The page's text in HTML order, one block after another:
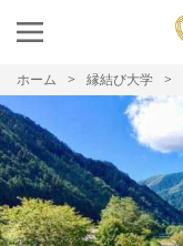
ホーム 縁結び大学